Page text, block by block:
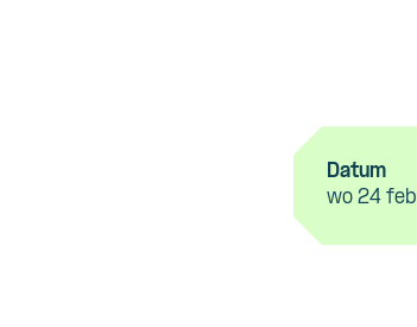
Datum
wo 24 feb